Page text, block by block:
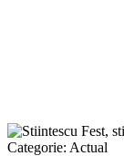
Categorie: Actual